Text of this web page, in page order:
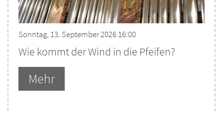
Sonntag, 13. September 2026 16:00
Wie kommt der Wind in die Pfeifen?
Mehr